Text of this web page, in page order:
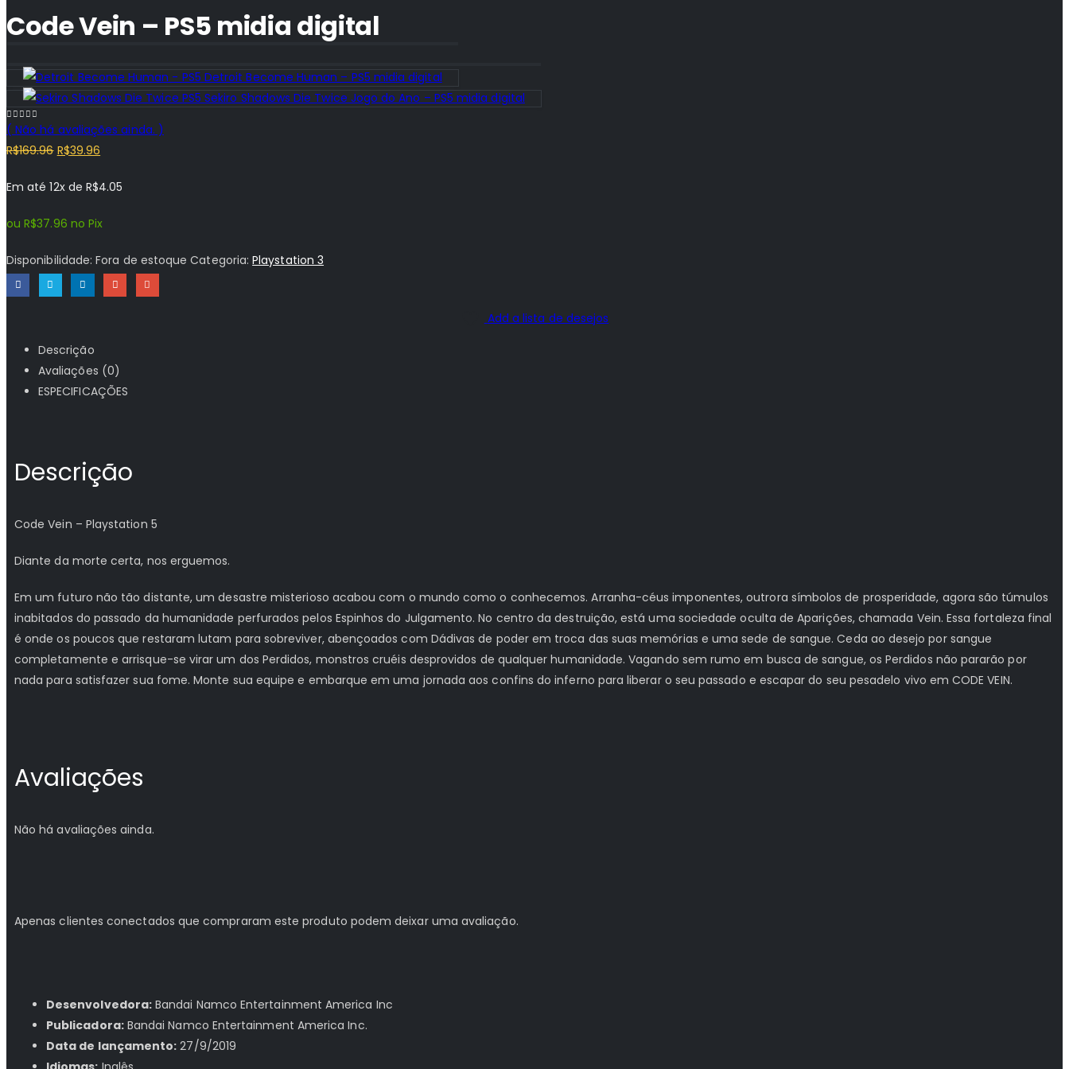
Code Vein – PS5 midia digital
Detroit Become Human – PS5 midia digital
Sekiro Shadows Die Twice Jogo do Ano – PS5 midia digital
0 out of 5
( Não há avaliações ainda. )
R$169.96 O
original
R$169.96.
R$39.96
atual
R$39.96.
Em até 12x de R$4.05
ou R$37.96 no Pix
Disponibilidade:Fora de estoque Categoria:Playstation 3
Add a lista de desejos
Descrição
Avaliações (0)
ESPECIFICAÇÕES
Descrição
Code Vein – Playstation 5
Diante da morte certa, nos erguemos.
Em um futuro não tão distante, um desastre misterioso acabou com o mundo como o conhecemos. Arranha-céus imponentes, outrora símbolos de prosperidade, agora são túmulos
inabitados do passado da humanidade perfurados pelos Espinhos do Julgamento. No centro da destruição, está uma sociedade oculta de Aparições, chamada Vein. Essa fortaleza final
é onde os poucos que restaram lutam para sobreviver, abençoados com Dádivas de poder em troca das suas memórias e uma sede de sangue. Ceda ao desejo por sangue
completamente e arrisque-se virar um dos Perdidos, monstros cruéis desprovidos de qualquer humanidade. Vagando sem rumo em busca de sangue, os Perdidos não pararão por
nada para satisfazer sua fome. Monte sua equipe e embarque em uma jornada aos confins do inferno para liberar o seu passado e escapar do seu pesadelo vivo em CODE VEIN.
Avaliações
Não há avaliações ainda.
Apenas clientes conectados que compraram este produto podem deixar uma avaliação.
Desenvolvedora: Bandai Namco Entertainment America Inc
Publicadora:Bandai Namco Entertainment America Inc.
Data de lançamento: 27/9/2019